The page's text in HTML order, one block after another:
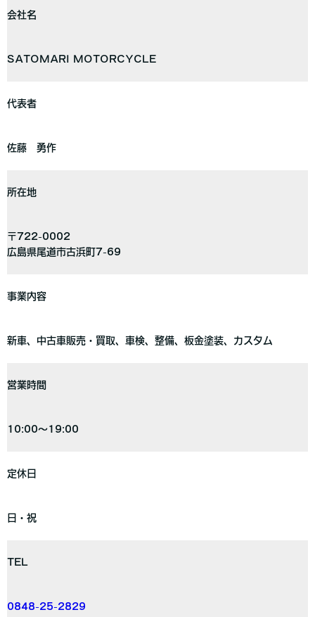
会社名
SATOMARI MOTORCYCLE
代表者
佐藤 勇作
所在地
〒722-0002
広島県尾道市古浜町7-69
事業内容
新車、中古車販売・買取、車検、整備、板金塗装、カスタム
営業時間
10:00～19:00
定休日
日・祝
TEL
0848-25-2829